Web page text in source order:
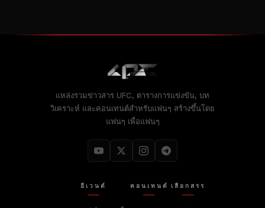
แหล่งรวมข่าวสาร UFC, ตารางการแข่งขัน, บท
วิเคราะห์ และคอนเทนต์สำหรับแฟนๆ สร้างขึ้นโดย
แฟนๆ เพื่อแฟนๆ
อีเวนต์ คอนเทนต์ เลือกสรร